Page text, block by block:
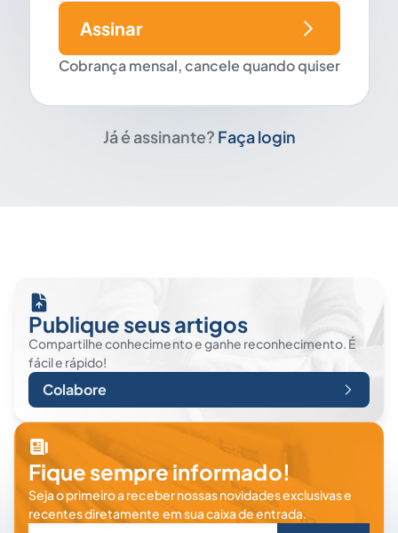
Cobrança mensal, cancele quando quiser
Assinar
Já é assinante? Faça login
Publique seus artigos
Compartilhe conhecimento e ganhe reconhecimento. É
fácil e rápido!
Colabore
Fique sempre informado!
Seja o primeiro a receber nossas novidades exclusivas e
recentes diretamente em sua caixa de entrada.